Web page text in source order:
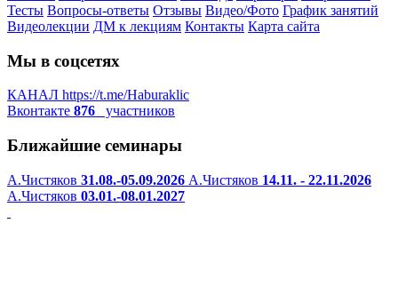
Тесты Вопросы-ответы Отзывы Видео/Фото График занятий
Видеолекции ДМ к лекциям Контакты Карта сайта
Мы в соцсетях
КАНАЛ https://t.me/Haburaklic
Вконтакте 876 участников
Ближайшие семинары
А.Чистяков 31.08.-05.09.2026 А.Чистяков 14.11. - 22.11.2026
А.Чистяков 03.01.-08.01.2027